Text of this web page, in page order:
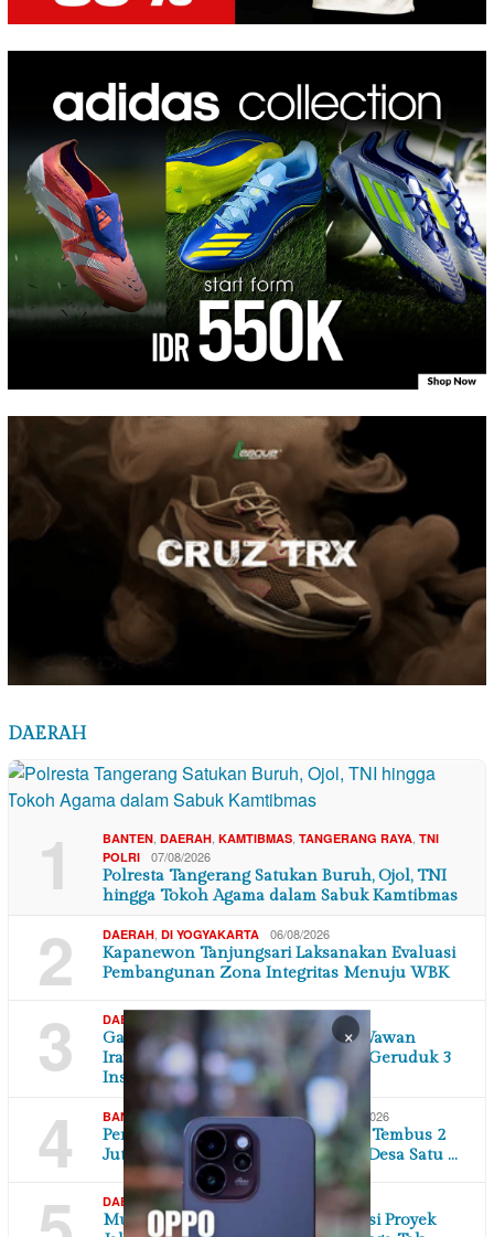
DAERAH
1 BANTEN DAERAH KAMTIBMAS TANGERANG RAYA TNI
POLRI
07/08/2026
Polresta Tangerang Satukan Buruh, Ojol, TNI
hingga Tokoh Agama dalam Sabuk Kamtibmas
2 DAERAH DI YOGYAKARTA 06/08/2026
Kapanewon Tanjungsari Laksanakan Evaluasi
Pembangunan Zona Integritas Menuju WBK
3 DAERAH
Ganti Rugi Tak Kunjung Dibayar, Wawan
Irawan Didampingi Kuasa Hukum Geruduk 3
Instans…
4 BANTEN,DAERAH,EKONOMI BISNIS 06/08/2026
Permintaan Jagung Industri Pakan Tembus 2
Juta Ton, Andra Soni Dorong Satu Desa Satu …
DAERAH JAWA BARAT 06/08/2026
Mutu Dipertanyakan, Tulangan Besi Proyek
×